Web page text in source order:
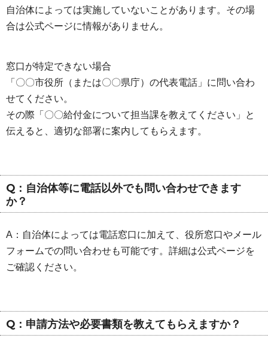
自治体によっては実施していないことがあります。その場
合は公式ページに情報がありません。
窓口が特定できない場合
「〇〇市役所（または〇〇県庁）の代表電話」に問い合わ
せてください。
その際「〇〇給付金について担当課を教えてください」と
伝えると、適切な部署に案内してもらえます。
Q：自治体等に電話以外でも問い合わせできます
か？
A：自治体によっては電話窓口に加えて、役所窓口やメール
フォームでの問い合わせも可能です。詳細は公式ページを
ご確認ください。
Q：申請方法や必要書類を教えてもらえますか？